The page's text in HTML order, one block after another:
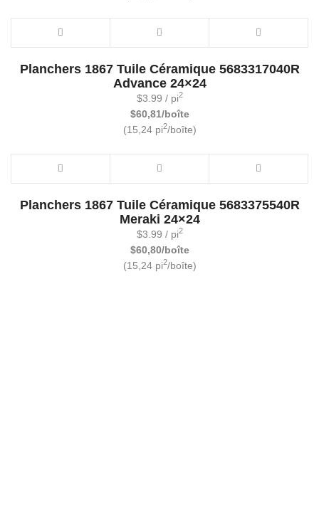
Planchers 1867 Tuile Céramique 5683317040R
Advance 24×24
$3.99 / pi2
$60,81/boîte
(15,24 pi2/boîte)
Planchers 1867 Tuile Céramique 5683375540R
Meraki 24×24
$3.99 / pi2
$60,80/boîte
(15,24 pi2/boîte)